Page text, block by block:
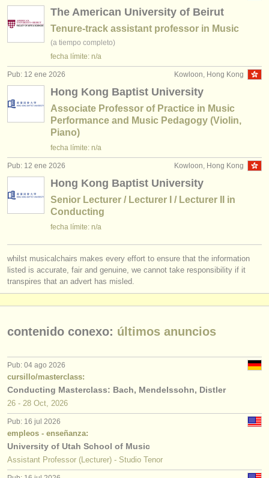
The American University of Beirut
Tenure-track assistant professor in Music
(a tiempo completo)
fecha límite: n/a
Kowloon, Hong Kong
Pub: 12 ene 2026
Hong Kong Baptist University
Associate Professor of Practice in Music
Performance and Music Pedagogy (Violin,
Piano)
fecha límite: n/a
Kowloon, Hong Kong
Pub: 12 ene 2026
Hong Kong Baptist University
Senior Lecturer / Lecturer I / Lecturer II in
Conducting
fecha límite: n/a
whilst musicalchairs makes every effort to ensure that the information
listed is accurate, fair and genuine, we cannot take responsibility if it
transpires that an advert has misled.
contenido conexo: últimos anuncios
Pub: 04 ago 2026
cursillo/masterclass:
Conducting Masterclass: Bach, Mendelssohn, Distler
26 - 28 Oct, 2026
Pub: 16 jul 2026
empleos - enseñanza:
University of Utah School of Music
Assistant Professor (Lecturer) - Studio Tenor